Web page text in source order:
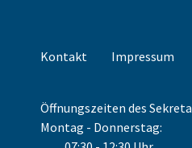
Kontakt Impressum
Öffnungszeiten des
Montag - Donnerstag: